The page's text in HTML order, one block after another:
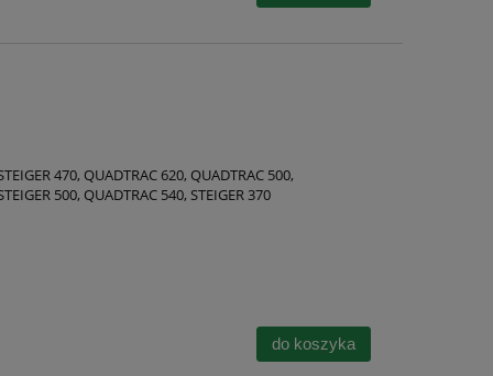
470, QUADTRAC 620, QUADTRAC 500,
500, QUADTRAC 540, STEIGER 370
do koszyka